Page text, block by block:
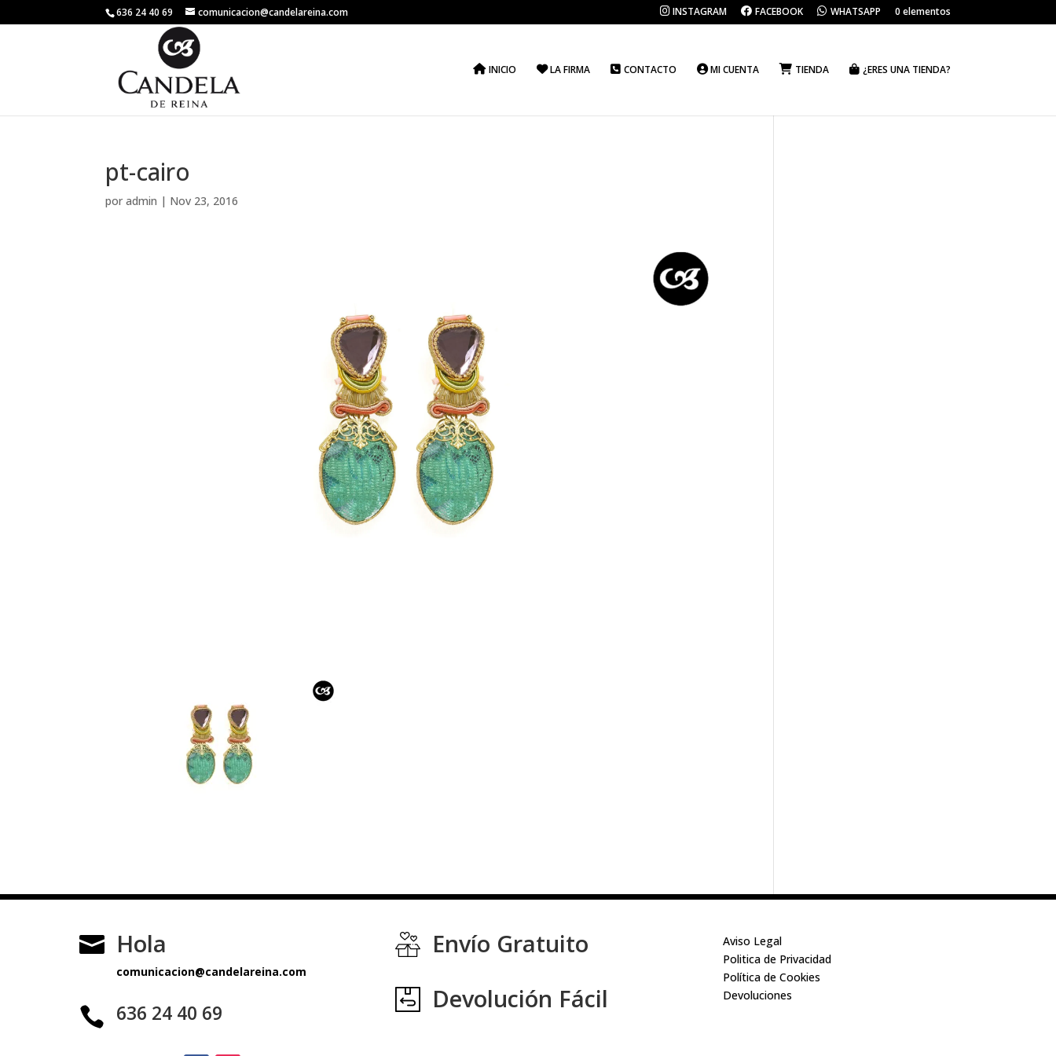
636 24 40 69 comunicacion@candelareina.com INSTAGRAM FACEBOOK WHATSAPP 0 elementos
INICIO LA FIRMA CONTACTO MI CUENTA TIENDA ¿ERES UNA TIENDA?
pt-cairo
poradmin | Nov 23, 2016
 Hola
comunicacion@candelareina.com
 636 24 40 69
Envío Gratuito
Devolución Fácil
Aviso Legal
Politica de Privacidad
Política de Cookies
Devoluciones